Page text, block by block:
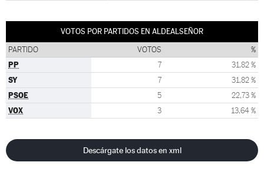
VOTOS POR PARTIDOS EN ALDEALSEÑOR
PARTIDO VOTOS %
PP 7 31,82 %
SY 7 31,82 %
PSOE 5 22,73 %
VOX 3 13,64 %
Descárgate los datos en xml